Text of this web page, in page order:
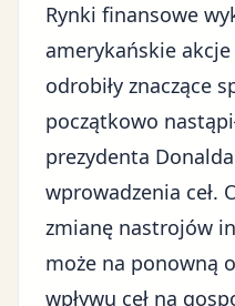
Rynki finansowe
amerykańskie
odrobiły znaczące
początkowo
prezydenta
wprowadzenia ceł.
zmianę nastrojów
może na ponowną
wpływu ceł na